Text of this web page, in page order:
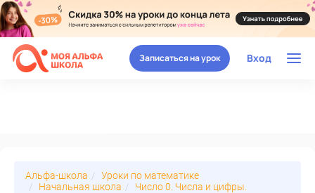
Вход
Записаться на урок
Альфа-школа
Уроки по математике
Начальная школа
Число 0. Числа и цифры.